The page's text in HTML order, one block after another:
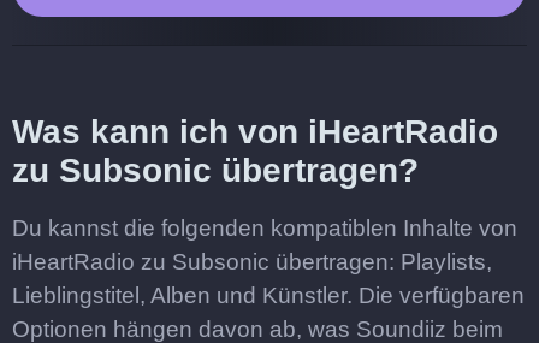
Was kann ich von iHeartRadio
zu Subsonic übertragen?
Du kannst die folgenden kompatiblen Inhalte von
iHeartRadio zu Subsonic übertragen: Playlists,
Lieblingstitel, Alben und Künstler. Die verfügbaren
Optionen hängen davon ab, was Soundiiz beim